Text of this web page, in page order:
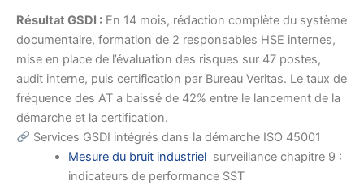
Résultat GSDI : En 14 mois, rédaction complète du système
documentaire, formation de 2 responsables HSE internes,
mise en place de l’évaluation des risques sur 47 postes,
audit interne, puis certification par Bureau Veritas. Le taux de
fréquence des AT a baissé de 42% entre le lancement de la
démarche et la certification.
Services GSDI intégrés dans la démarche ISO 45001
Mesure du bruit industrielsurveillance chapitre 9 :
indicateurs de performance SST